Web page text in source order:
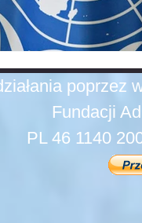
poprzez
Fundacji
PL 46 1140